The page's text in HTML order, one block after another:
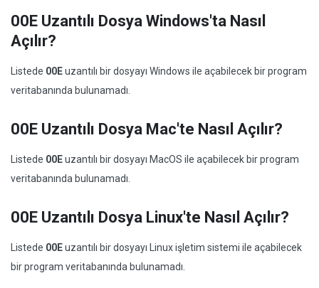
00E Uzantılı Dosya Windows'ta Nasıl
Açılır?
Listede 00Euzantılı bir dosyayı Windows ile açabilecek bir program
veritabanında bulunamadı.
00E Uzantılı Dosya Mac'te Nasıl Açılır?
Listede 00Euzantılı bir dosyayı MacOS ile açabilecek bir program
veritabanında bulunamadı.
00E Uzantılı Dosya Linux'te Nasıl Açılır?
Listede 00Euzantılı bir dosyayı Linux işletim sistemi ile açabilecek
bir program veritabanında bulunamadı.